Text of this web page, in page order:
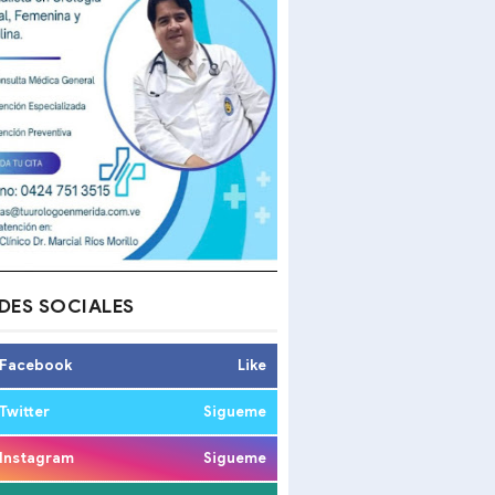
SOCIALES
Like
Sigueme
Sigueme